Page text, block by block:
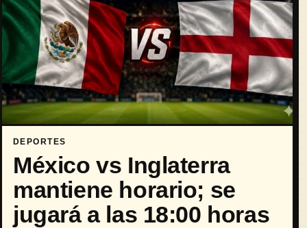
DEPORTES
México vs Inglaterra
mantiene horario; se
jugará a las 18:00 horas